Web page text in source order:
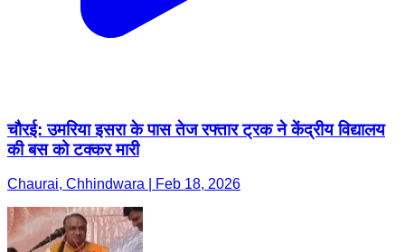
चौरई: उमरिया इसरा के पास तेज रफ्तार ट्रक ने केंद्रीय विद्यालय
की बस को टक्कर मारी
Chaurai, Chhindwara | Feb 18, 2026